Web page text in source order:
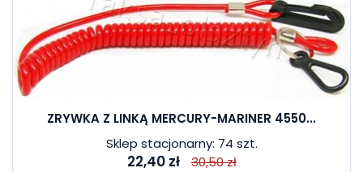
ZRYWKA Z LINKĄ MERCURY-MARINER 4550...
Sklep stacjonarny: 74 szt.
22,40 zł 30,50 zł